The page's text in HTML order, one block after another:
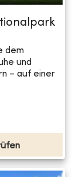
dem
und
– auf einer